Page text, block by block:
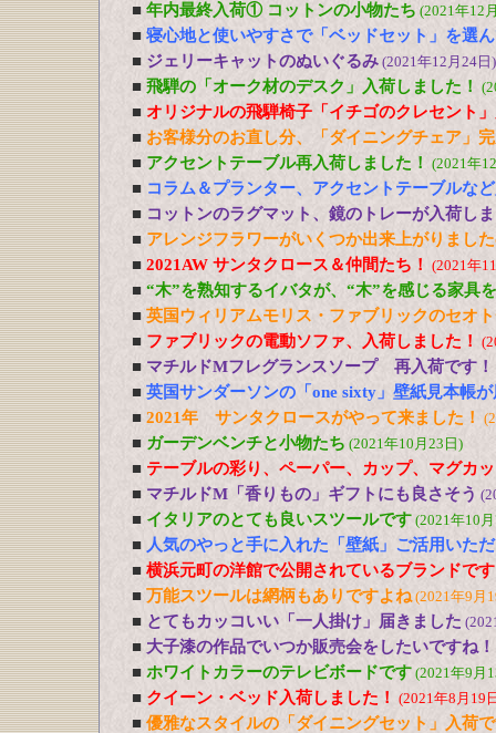
■ 年内最終入荷① コットンの小物たち (2021年12
■ 寝心地と使いやすさで「ベッドセット」を選
■ ジェリーキャットのぬいぐるみ (2021年12月24日)
■ 飛騨の「オーク材のデスク」入荷しました！
■ オリジナルの飛騨椅子「イチゴのクレセント
■ お客様分のお直し分、「ダイニングチェア」
■ アクセントテーブル再入荷しました！ (2021年
■ コラム＆プランター、アクセントテーブルな
■ コットンのラグマット、鏡のトレーが入荷し
■ アレンジフラワーがいくつか出来上がりまし
■ 2021AW サンタクロース＆仲間たち！ (2021年
■ “木”を熟知するイバタが、“木”を感じる家具
■ 英国ウィリアムモリス・ファブリックのセオ
■ ファブリックの電動ソファ、入荷しました！
■ マチルドMフレグランスソープ 再入荷です！
■ 英国サンダーソンの「one sixty」壁紙見本帳
■ 2021年 サンタクロースがやって来ました！
■ ガーデンベンチと小物たち (2021年10月23日)
■ テーブルの彩り、ペーパー、カップ、マグカ
■ マチルドM「香りもの」ギフトにも良さそう
■ イタリアのとても良いスツールです (2021年10
■ 人気のやっと手に入れた「壁紙」ご活用いた
■ 横浜元町の洋館で公開されているブランドで
■ 万能スツールは網柄もありですよね(2021年9月
■ とてもカッコいい「一人掛け」届きました
■ 大子漆の作品でいつか販売会をしたいですね！
■ ホワイトカラーのテレビボードです (2021年9月
■ クイーン・ベッド入荷しました！ (2021年8月19
■ 優雅なスタイルの「ダイニングセット」入荷